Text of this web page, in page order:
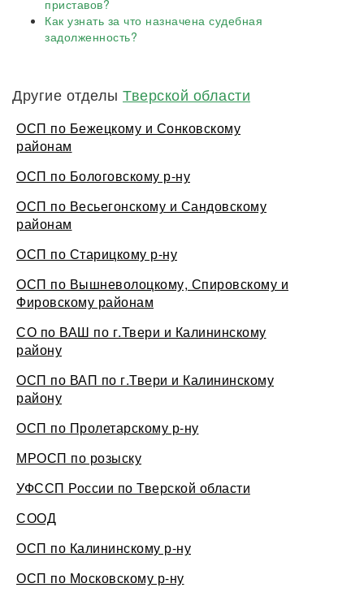
приставов?
Как узнать за что назначена судебная
задолженность?
Другие отделы Тверской области
ОСП по Бежецкому и Сонковскому
районам
ОСП по Бологовскому р-ну
ОСП по Весьегонскому и Сандовскому
районам
ОСП по Старицкому р-ну
ОСП по Вышневолоцкому, Спировскому и
Фировскому районам
СО по ВАШ по г.Твери и Калининскому
району
ОСП по ВАП по г.Твери и Калининскому
району
ОСП по Пролетарскому р-ну
МРОСП по розыску
УФССП России по Тверской области
СООД
ОСП по Калининскому р-ну
ОСП по Московскому р-ну